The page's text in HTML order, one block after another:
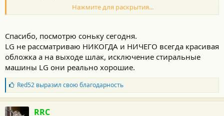
Посмотри ещё в сторону LG G2 или G3. Многим нравится.
Нажмите для раскрытия...
Спасибо, посмотрю соньку сегодня.
LG не рассматриваю НИКОГДА и НИЧЕГО всегда красивая
обложка а на выходе шлак, исключение стиральные
машины LG они реально хорошие.
Б
л
а
г
Red52выразил свою благодарность
RRC